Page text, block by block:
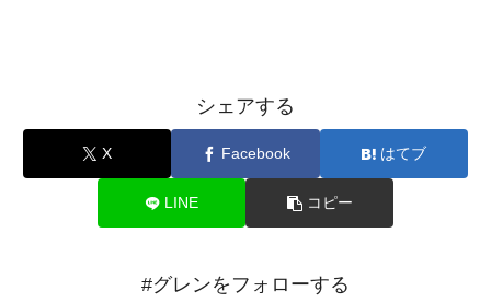
シェアする
X Facebook はてブ
LINE コピー
#グレンをフォローする